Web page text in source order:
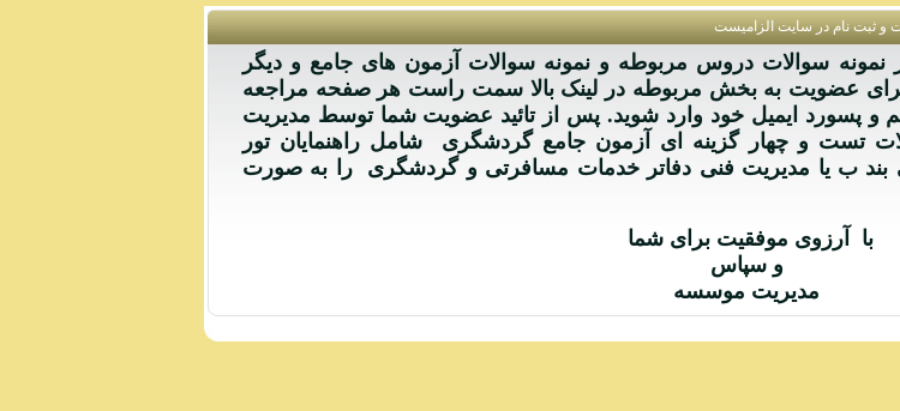
و ثبت نام در سایت الزامیست
نمونه سوالات دروس مربوطه و نمونه سوالات آزمون های جامع و دیگر
عضویت به بخش مربوطه در لینک بالا سمت راست هر صفحه مراجعه
و پسورد ایمیل خود وارد شوید. پس از تائید عضویت شما توسط مدیریت
تست و چهار گزینه ای آزمون جامع گردشگری شامل راهنمایان تور
بند ب یا مدیریت فنی دفاتر خدمات مسافرتی و گردشگری را به صورت
برای شما